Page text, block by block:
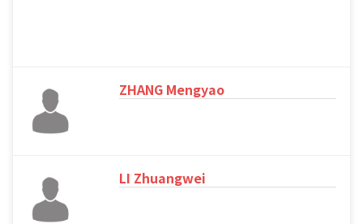
ZHANG Mengyao
LI Zhuangwei